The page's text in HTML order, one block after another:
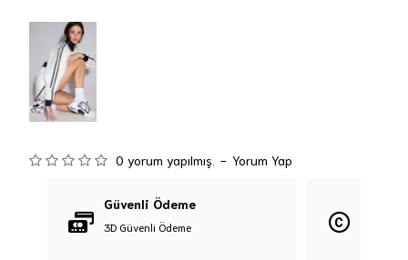
0 yorum yapılmış. - Yorum Yap
Güvenli Ödeme
3D Güvenli Ödeme